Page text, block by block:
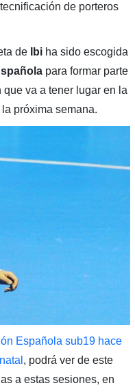
de porteros
de Ibiha sido escogida
para formar parte
va a tener lugar en la
próxima semana.
Española sub19 hace
, podrá ver de este
a estas sesiones, en